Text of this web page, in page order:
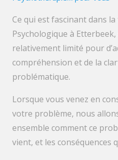
Ce qui est fascinant dans
Psychologique à Etterbeek,
relativement limité pour
compréhension et de la
problématique.
Lorsque vous venez en
votre problème, nous
ensemble comment ce
vient, et les conséquences